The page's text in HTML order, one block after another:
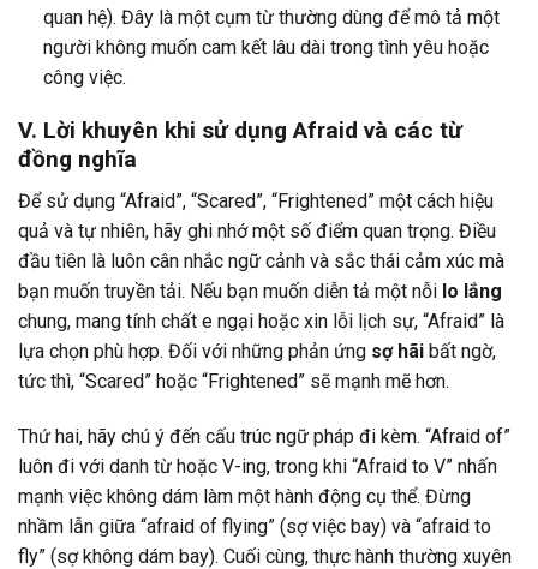
quan hệ). Đây là một cụm từ thường dùng để mô tả một
người không muốn cam kết lâu dài trong tình yêu hoặc
công việc.
V. Lời khuyên khi sử dụng Afraid và các từ
đồng nghĩa
Để sử dụng “Afraid”, “Scared”, “Frightened” một cách hiệu
quả và tự nhiên, hãy ghi nhớ một số điểm quan trọng. Điều
đầu tiên là luôn cân nhắc ngữ cảnh và sắc thái cảm xúc mà
bạn muốn truyền tải. Nếu bạn muốn diễn tả một nỗi lo lắng
chung, mang tính chất e ngại hoặc xin lỗi lịch sự, “Afraid” là
lựa chọn phù hợp. Đối với những phản ứng sợ hãi bất ngờ,
tức thì, “Scared” hoặc “Frightened” sẽ mạnh mẽ hơn.
Thứ hai, hãy chú ý đến cấu trúc ngữ pháp đi kèm. “Afraid of”
luôn đi với danh từ hoặc V-ing, trong khi “Afraid to V” nhấn
mạnh việc không dám làm một hành động cụ thể. Đừng
nhầm lẫn giữa “afraid of flying” (sợ việc bay) và “afraid to
fly” (sợ không dám bay). Cuối cùng, thực hành thường xuyên